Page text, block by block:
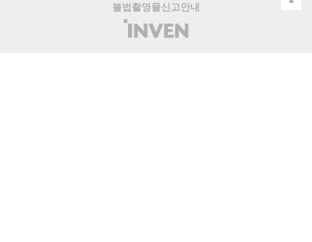
불법촬영물신고안내
(주)
인